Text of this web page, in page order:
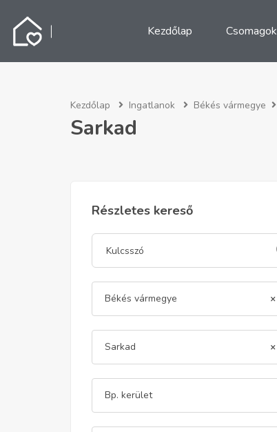
Kezdőlap Csomagok
Kezdőlap Ingatlanok Békés vármegye
Sarkad
Részletes kereső
×
Békés vármegye
×
Sarkad
Bp. kerület